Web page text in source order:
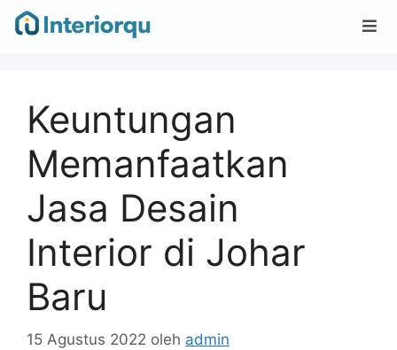
Keuntungan
Memanfaatkan
Jasa Desain
Interior di Johar
Baru
15 Agustus 2022 oleh admin